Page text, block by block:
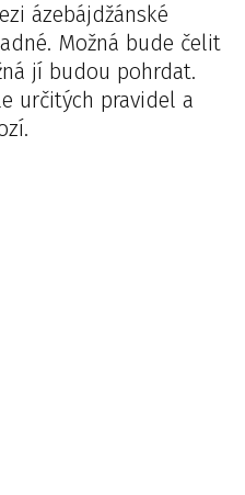
ázebájdžánské
Možná bude čelit
jí budou pohrdat.
určitých pravidel a